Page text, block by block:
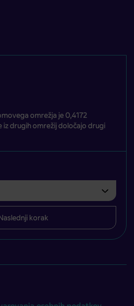
omrežja je 0,4172
iz drugih omrežij določajo drugi
korak